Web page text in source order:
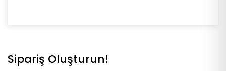
Sipariş Oluşturun!